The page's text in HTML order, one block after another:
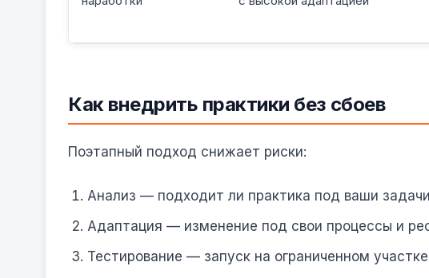
Как внедрить практики без сбоев
Поэтапный подход снижает риски:
Анализ — подходит ли практика под ваши
Адаптация — изменение под свои процессы и
Тестирование — запуск на ограниченном